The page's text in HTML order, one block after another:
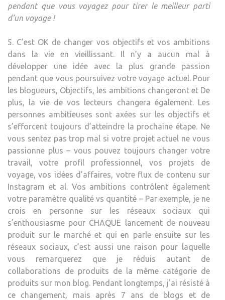
pendant que vous voyagez pour tirer le meilleur parti
d’un voyage !
5. C’est OK de changer vos objectifs et vos ambitions
dans la vie en vieillissant. Il n’y a aucun mal à
développer une idée avec la plus grande passion
pendant que vous poursuivez votre voyage actuel. Pour
les blogueurs, Objectifs, les ambitions changeront et De
plus, la vie de vos lecteurs changera également. Les
personnes ambitieuses sont axées sur les objectifs et
s’efforcent toujours d’atteindre la prochaine étape. Ne
vous sentez pas trop mal si votre projet actuel ne vous
passionne plus – vous pouvez toujours changer votre
travail, votre profil professionnel, vos projets de
voyage, vos idées d’affaires, votre flux de contenu sur
Instagram et al. Vos ambitions contrôlent également
votre paramètre qualité vs quantité – Par exemple, je ne
crois en personne sur les réseaux sociaux qui
s’enthousiasme pour CHAQUE lancement de nouveau
produit sur le marché et qui en parle ensuite sur les
réseaux sociaux, c’est aussi une raison pour laquelle
vous remarquerez que je réduis autant de
collaborations de produits de la même catégorie de
produits sur mon blog. Pendant longtemps, j’ai résisté à
ce changement, mais après 7 ans de blogs et de